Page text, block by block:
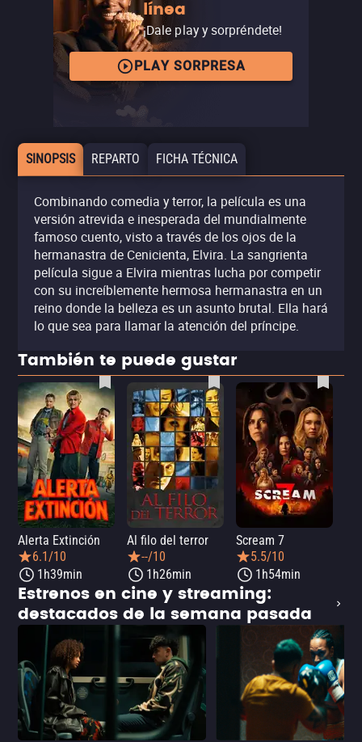
línea
¡Dale play y sorpréndete!
PLAY SORPRESA
SINOPSIS REPARTO FICHA TÉCNICA
Combinando comedia y terror, la película es una
versión atrevida e inesperada del mundialmente
famoso cuento, visto a través de los ojos de la
hermanastra de Cenicienta, Elvira. La sangrienta
película sigue a Elvira mientras lucha por competir
con su increíblemente hermosa hermanastra en un
reino donde la belleza es un asunto brutal. Ella hará
lo que sea para llamar la atención del príncipe.
También te puede gustar
Alerta Extinción
6.1/10
1h39min
Al filo del terror
--/10
1h26min
Scream 7
5.5/10
1h54min
Estrenos en cine y streaming:
destacados de la semana pasada